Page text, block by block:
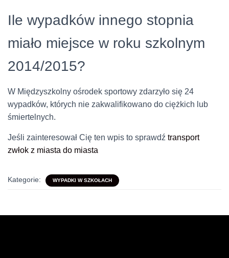
Ile wypadków innego stopnia
miało miejsce w roku szkolnym
2014/2015?
W Międzyszkolny ośrodek sportowy zdarzyło się 24
wypadków, których nie zakwalifikowano do ciężkich lub
śmiertelnych.
Jeśli zainteresował Cię ten wpis to sprawdź transport
zwłok z miasta do miasta
Kategorie: WYPADKI W SZKOŁACH